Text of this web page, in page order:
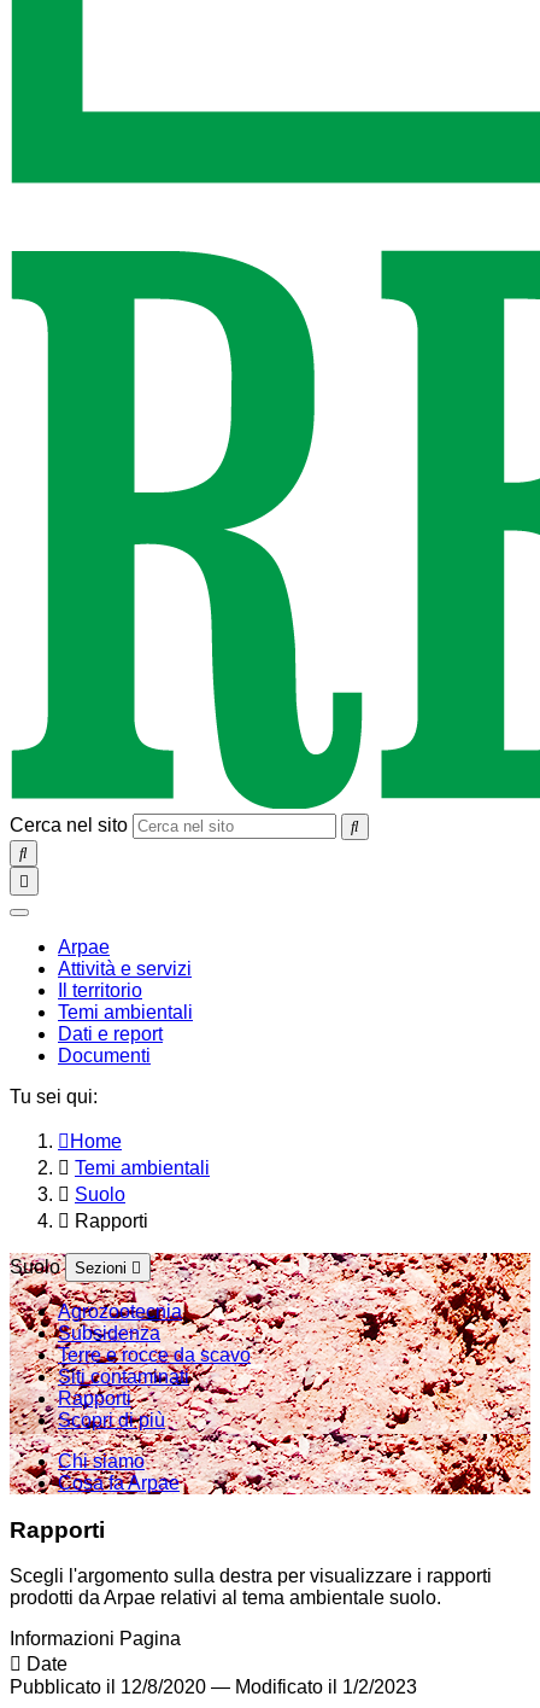
Cerca nel sito
SEARCH
Toggle
navigation
chiudi
Arpae
Attività e servizi
Il territorio
Temi ambientali
Dati e report
Documenti
Tu sei qui:
Home
Temi ambientali
Suolo
Rapporti
Suolo Sezioni
Agrozootecnia
Subsidenza
Terre e rocce da scavo
Siti contaminati
Rapporti
Scopri di più
Chi siamo
Cosa fa Arpae
Rapporti
Scegli l'argomento sulla destra per visualizzare i rapporti
prodotti da Arpae relativi al tema ambientale suolo.
Informazioni Pagina
Date
Pubblicato il 12/8/2020 — Modificato il 1/2/2023